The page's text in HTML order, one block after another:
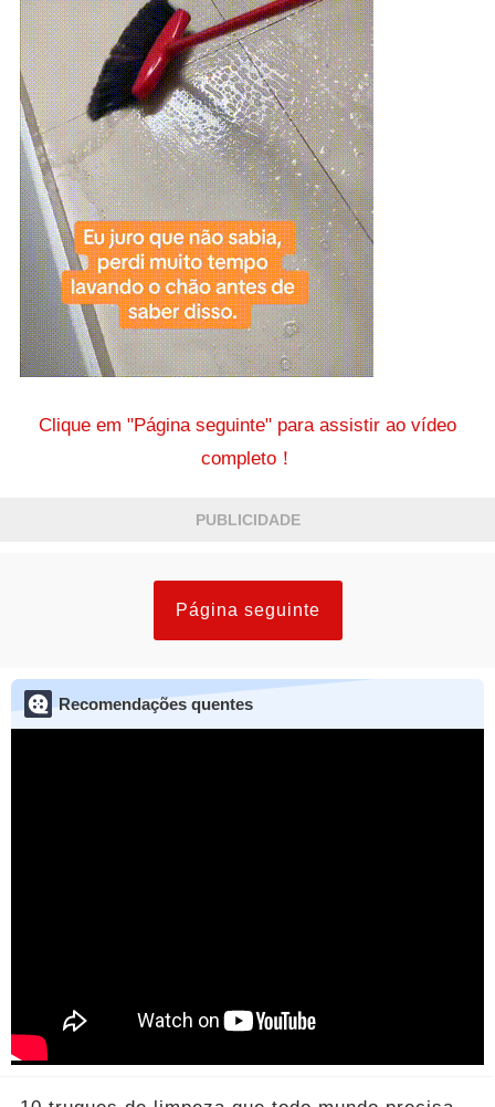
Clique em "Página seguinte" para assistir ao vídeo
completo！
PUBLICIDADE
Página seguinte
Recomendações quentes